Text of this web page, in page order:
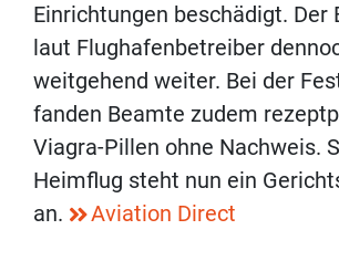
Einrichtungen beschädigt. Der
laut Flughafenbetreiber
weitgehend weiter. Bei der
fanden Beamte zudem
Viagra-Pillen ohne Nachweis.
Heimflug steht nun ein
an.
Aviation Direct